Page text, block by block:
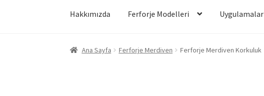
Hakkımızda Ferforje Modelleri Uygulamalar
Ana Sayfa Ferforje Merdiven Ferforje Merdiven Korkuluk